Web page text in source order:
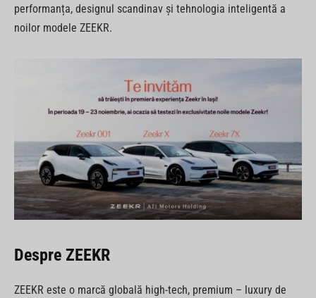
performanța, designul scandinav și tehnologia inteligentă a
noilor modele ZEEKR.
Despre ZEEKR
ZEEKR este o marcă globală high-tech, premium – luxury de